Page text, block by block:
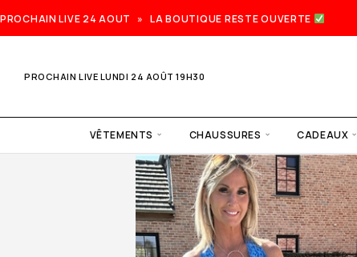
PROCHAIN LIVE 24 AOUT » LA BOUTIQUE RESTE OUVERTE
PROCHAIN LIVE LUNDI 24 AOÛT 19H30
VÊTEMENTS CHAUSSURES CADEAUX